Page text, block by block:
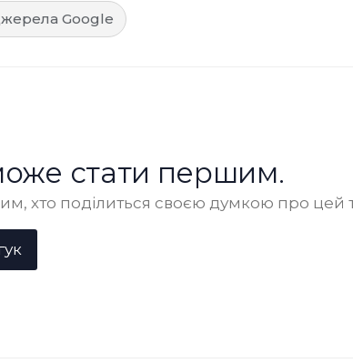
Google
стати першим.
хто поділиться своєю думкою про цей